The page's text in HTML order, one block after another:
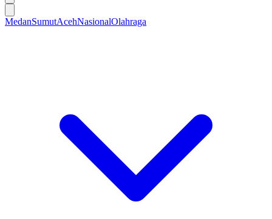
MedanSumutAcehNasionalOlahraga